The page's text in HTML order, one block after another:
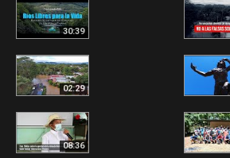
30:39
02:29
08:36